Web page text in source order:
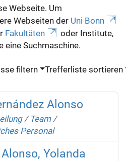
Webseite. Um
Webseiten der Uni Bonn
Fakultäten
oder Institute,
eine Suchmaschine.
filtern Trefferliste sortieren
Alonso
/ Team /
Personal
Yolanda